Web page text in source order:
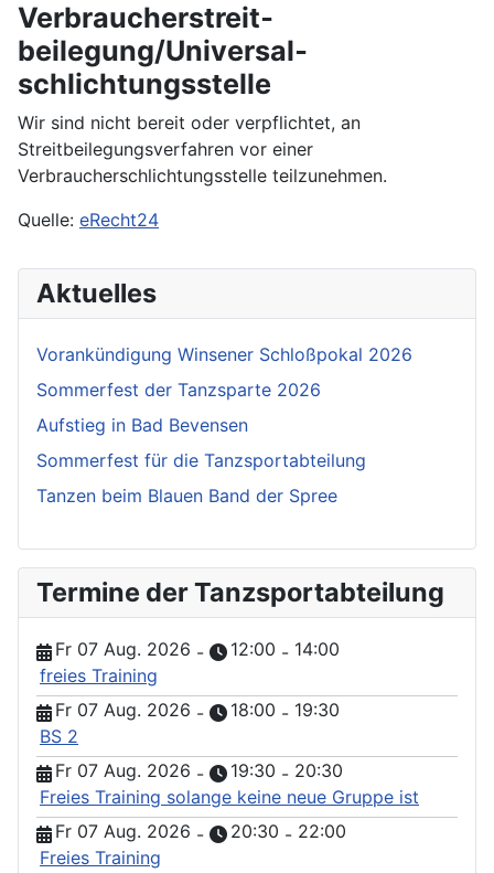
Verbraucher­streit­
beilegung/Universal­
schlichtungs­stelle
Wir sind nicht bereit oder verpflichtet, an
Streitbeilegungsverfahren vor einer
Verbraucherschlichtungsstelle teilzunehmen.
Quelle: eRecht24
Aktuelles
Vorankündigung Winsener Schloßpokal 2026
Sommerfest der Tanzsparte 2026
Aufstieg in Bad Bevensen
Sommerfest für die Tanzsportabteilung
Tanzen beim Blauen Band der Spree
Termine der Tanzsportabteilung
Fr 07 Aug. 2026 - 12:00 - 14:00
freies Training
Fr 07 Aug. 2026 - 18:00 - 19:30
BS 2
Fr 07 Aug. 2026 - 19:30 - 20:30
Freies Training solange keine neue Gruppe ist
Fr 07 Aug. 2026 - 20:30 - 22:00
Freies Training